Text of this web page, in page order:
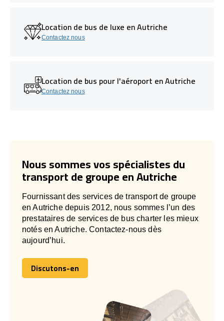
Location de bus de luxe en Autriche
Contactez nous
Location de bus pour l'aéroport en Autriche
Contactez nous
Nous sommes vos spécialistes du
transport de groupe en Autriche
Fournissant des services de transport de groupe
en Autriche depuis 2012, nous sommes l’un des
prestataires de services de bus charter les mieux
notés en Autriche. Contactez-nous dès
aujourd’hui.
Discutons-en
Discutons-en